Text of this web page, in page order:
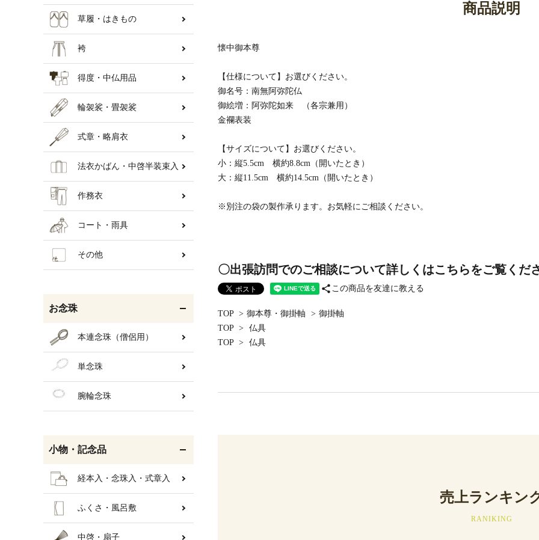
商品説明
懐中御本尊
【仕様について】お選びください。
御名号：南無阿弥陀仏
御絵増：阿弥陀如来 （各宗兼用）
金襴表装
【サイズについて】お選びください。
小：縦5.5cm 横約8.8cm（開いたとき）
大：縦11.5cm 横約14.5cm（開いたとき）
※別注の袋の製作承ります。お気軽にご相談ください。
〇出張訪問でのご相談について詳しくはこちらをご覧くだ
share この商品を友達に教える
TOP > 御本尊・御掛軸 > 御掛軸
TOP >
仏具
TOP > 仏具
売上ランキン
RANIKING
草履・はきもの
袴
得度・中仏用品
輪袈裟・畳袈裟
式章・略肩衣
法衣かばん・中啓半装束入
作務衣
コート・雨具
その他
お念珠
本連念珠（僧侶用）
単念珠
腕輪念珠
小物・記念品
経本入・念珠入・式章入
ふくさ・風呂敷
中啓・扇子